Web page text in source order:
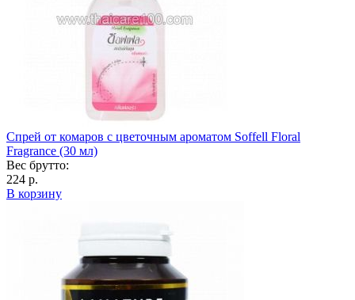
Спрей от комаров с цветочным ароматом Soffell Floral
Fragrance (30 мл)
Вес брутто:
224 р.
В корзину